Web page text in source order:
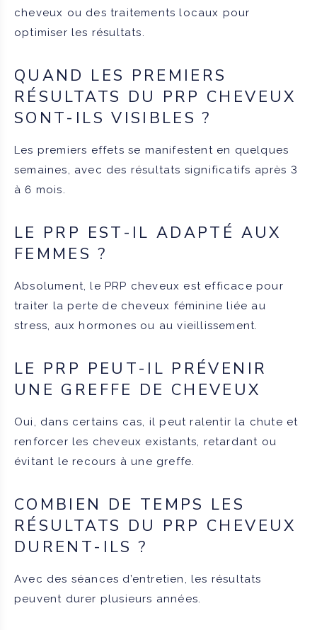
cheveux ou des traitements locaux pour
optimiser les résultats.
QUAND LES PREMIERS
RÉSULTATS DU PRP CHEVEUX
SONT-ILS VISIBLES ?
Les premiers effets se manifestent en quelques
semaines, avec des résultats significatifs après 3
à 6 mois.
LE PRP EST-IL ADAPTÉ AUX
FEMMES ?
Absolument, le PRP cheveux est efficace pour
traiter la perte de cheveux féminine liée au
stress, aux hormones ou au vieillissement.
LE PRP PEUT-IL PRÉVENIR
UNE GREFFE DE CHEVEUX
Oui, dans certains cas, il peut ralentir la chute et
renforcer les cheveux existants, retardant ou
évitant le recours à une greffe.
COMBIEN DE TEMPS LES
RÉSULTATS DU PRP CHEVEUX
DURENT-ILS ?
Avec des séances d’entretien, les résultats
peuvent durer plusieurs années.